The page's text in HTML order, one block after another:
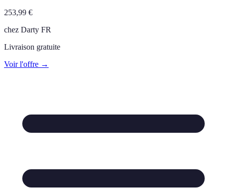
253,99 €
chez Darty FR
Livraison gratuite
Voir l'offre →